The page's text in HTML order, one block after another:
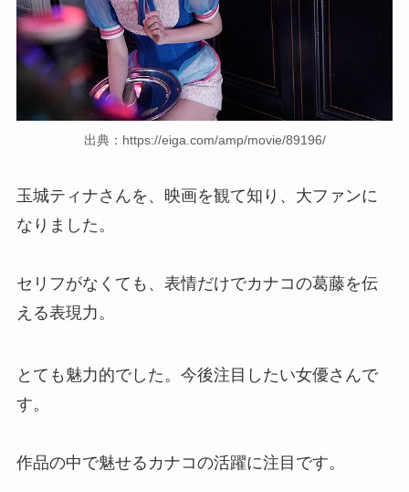
出典：https://eiga.com/amp/movie/89196/
玉城ティナさんを、映画を観て知り、大ファンに
なりました。
セリフがなくても、表情だけでカナコの葛藤を伝
える表現力。
とても魅力的でした。今後注目したい女優さんで
す。
作品の中で魅せるカナコの活躍に注目です。